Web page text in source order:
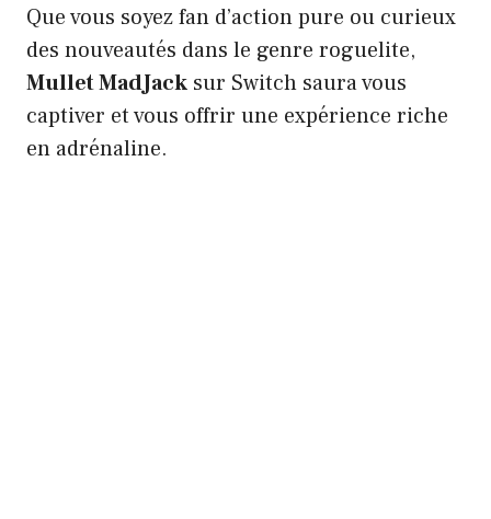
Que vous soyez fan d’action pure ou curieux
des nouveautés dans le genre roguelite,
Mullet MadJack sur Switch saura vous
captiver et vous offrir une expérience riche
en adrénaline.